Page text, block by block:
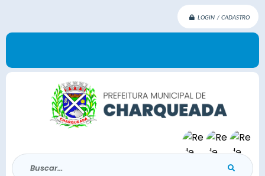
LOGIN / CADASTRO
Buscar...